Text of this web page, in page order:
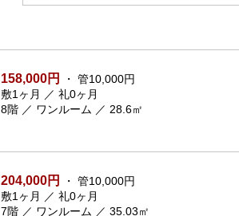
158,000円
・ 管10,000円
敷1ヶ月 ／ 礼0ヶ月
8階 ／ ワンルーム ／ 28.6㎡
204,000円
・ 管10,000円
敷1ヶ月 ／ 礼0ヶ月
7階 ／ ワンルーム ／ 35.03㎡